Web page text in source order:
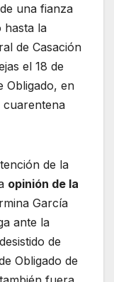
una fianza
hasta la
de Casación
el 18 de
Obligado, en
cuarentena
de la
opinión de la
García
ante la
de
Obligado de